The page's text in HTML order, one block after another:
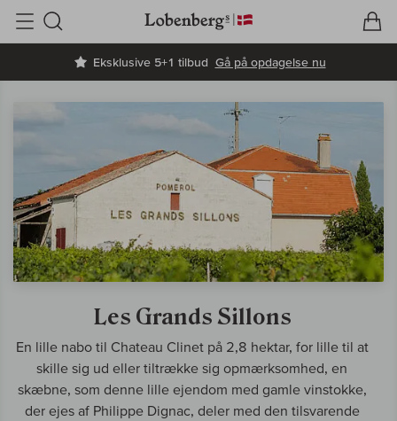
Eksklusive 5+1 tilbud Gå på opdagelse nu
Søg
Les Grands Sillons
En lille nabo til Chateau Clinet på 2,8 hektar, for lille til at
skille sig ud eller tiltrække sig opmærksomhed, en
skæbne, som denne lille ejendom med gamle vinstokke,
der ejes af Philippe Dignac, deler med den tilsvarende